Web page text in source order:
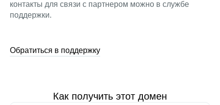
контакты для связи с партнером можно в службе
поддержки.
Обратиться в поддержку
Как получить этот домен